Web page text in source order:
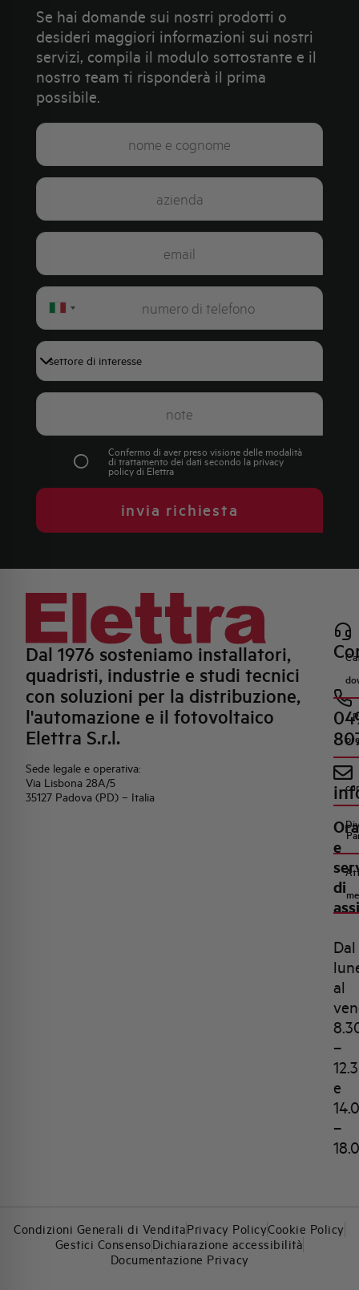
Se hai domande sui nostri prodotti o
desideri maggiori informazioni sui nostri
servizi, compila il modulo sottostante e il
nostro team ti risponderà il prima
possibile.
Italy
Confermo di aver preso visione delle modalità
di trattamento dei dati secondo la privacy
policydi Elettra
invia richiesta
Dal 1976 sosteniamo installatori,
quadristi, industrie e studi tecnici
con soluzioni per la distribuzione,
l'automazione e il fotovoltaico
Elettra S.r.l.
Sede legale e operativa:
Via Lisbona 28A/5
35127 Padova (PD) – Italia
e
di
Dal
al
–
e
–
Condizioni Generali di VenditaPrivacy PolicyCookie Policy
Gestici ConsensoDichiarazione accessibilità
Documentazione Privacy